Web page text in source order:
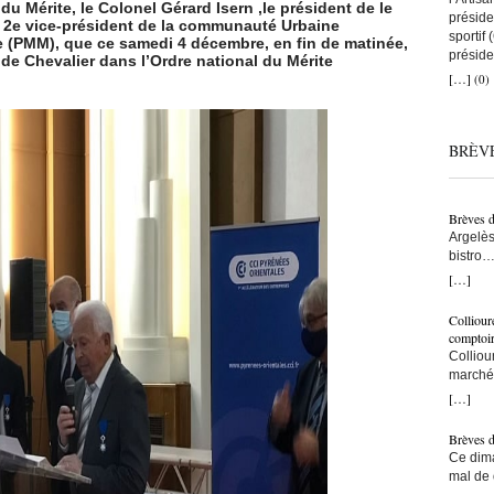
Mérite, le Colonel Gérard Isern ,le président de le
vice-président de la communauté Urbaine
que ce samedi 4 décembre, en fin de matinée,
Chevalier dans l’Ordre national du Mérite
sportif
a
une
monte
bras
l’on
ce
CMA
[…] (0)
Brèves
bistro…
– Ici,
bras…
crois
[…]
de-
bon !
tu le
[…]
Brèves
Ce
mal de